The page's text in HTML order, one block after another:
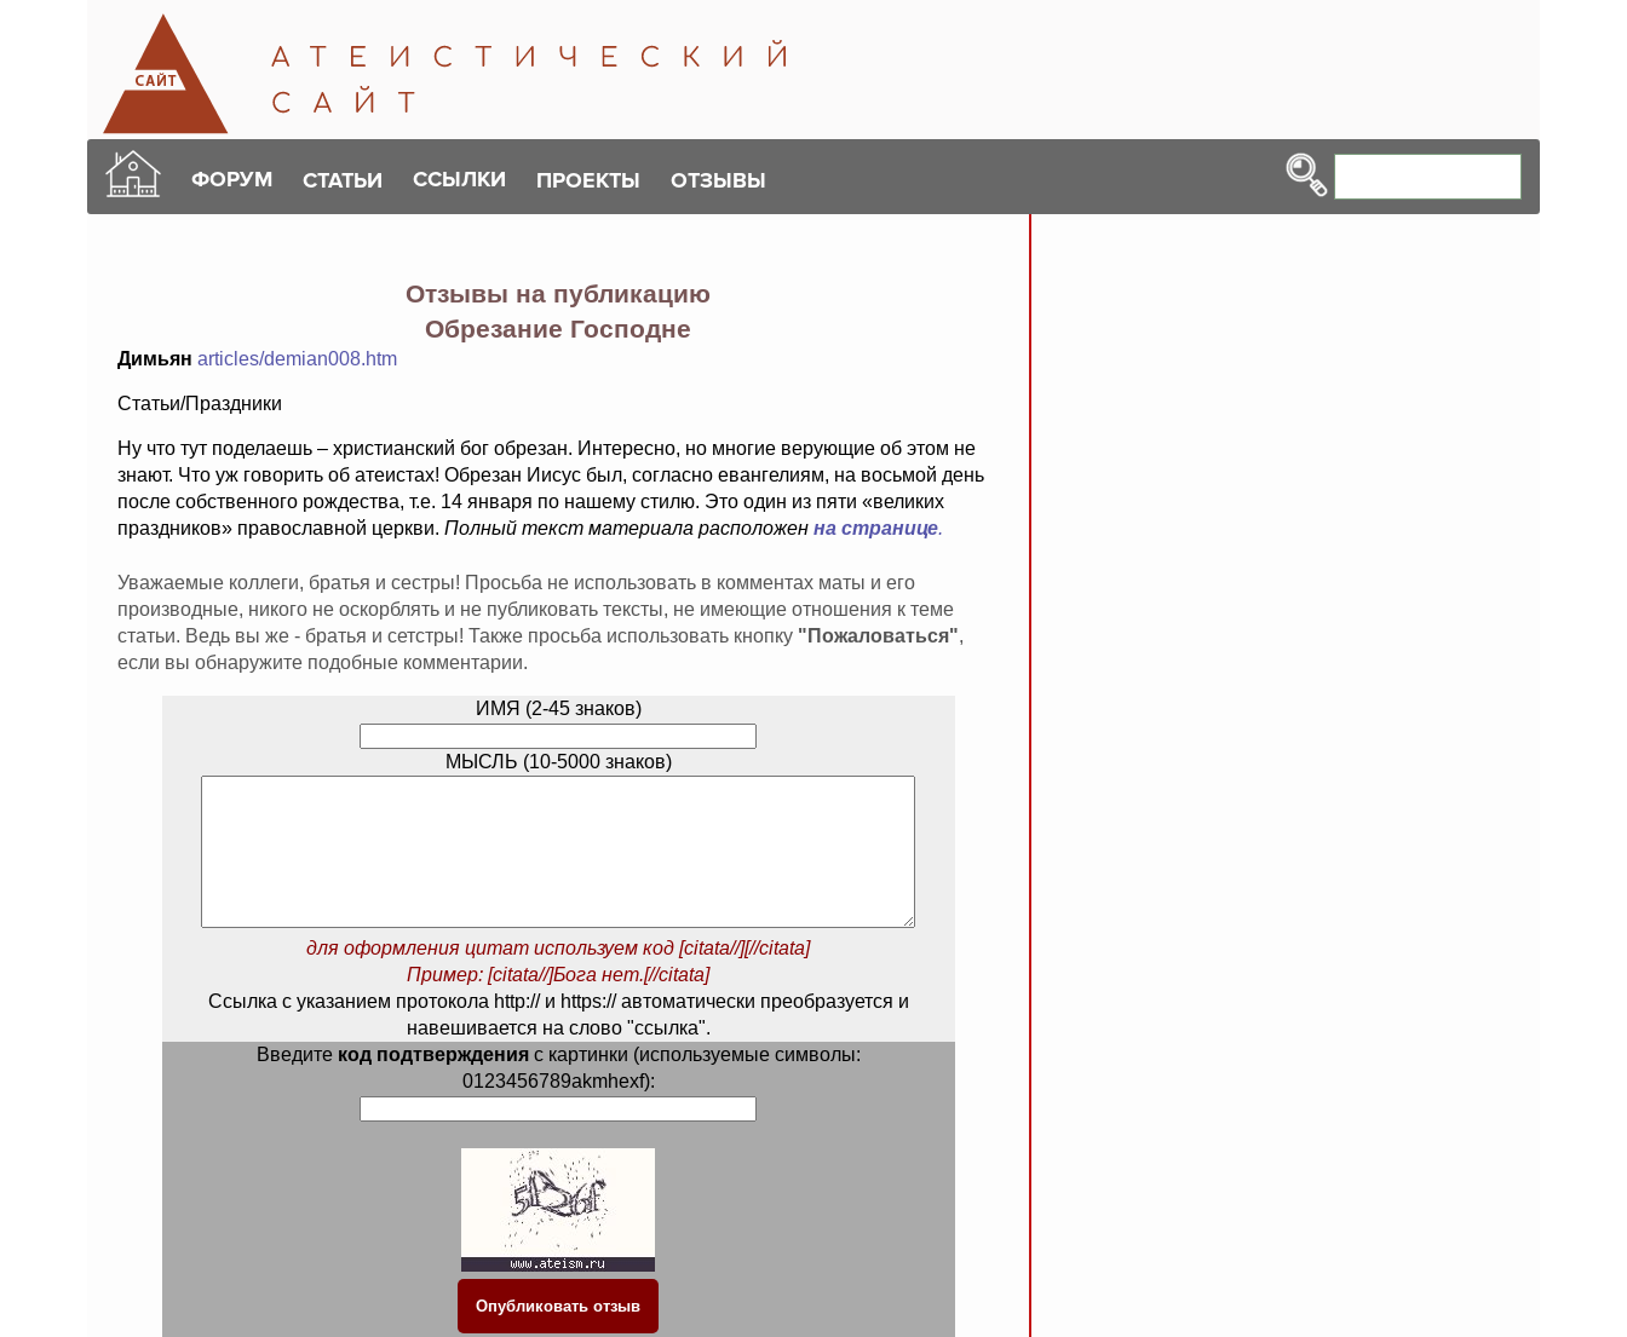
ФОРУМ СТАТЬИ ССЫЛКИ ПРОЕКТЫ ОТЗЫВЫ
Отзывы на публикацию
Обрезание Господне
Димьян articles/demian008.htm
Статьи/Праздники
Ну что тут поделаешь – христианский бог обрезан. Интересно, но многие верующие об этом не
знают. Что уж говорить об атеистах! Обрезан Иисус был, согласно евангелиям, на восьмой день
после собственного рождества, т.е. 14 января по нашему стилю. Это один из пяти «великих
праздников» православной церкви. Полный текст материала расположен на странице.
Уважаемые коллеги, братья и сестры! Просьба не использовать в комментах маты и его
производные, никого не оскорблять и не публиковать тексты, не имеющие отношения к теме
статьи. Ведь вы же - братья и сетстры! Также просьба использовать кнопку "Пожаловаться",
если вы обнаружите подобные комментарии.
ИМЯ (2-45 знаков)
МЫСЛЬ (10-5000 знаков)
для оформления цитат используем код [citata//][//citata]
Пример: [citata//]Бога нет.[//citata]
Ссылка с указанием протокола http:// и https:// автоматически преобразуется и
навешивается на слово "ссылка".
Введите код подтвержденияс картинки (используемые символы:
0123456789akmhexf):